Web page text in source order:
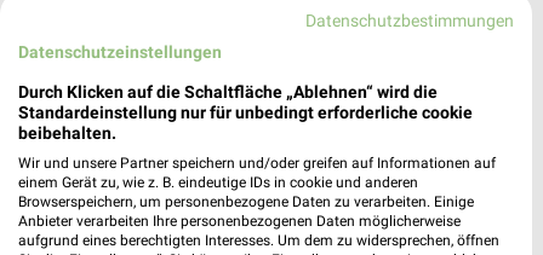
expert TechnoMarkt Angebote in Germering
Germering, Deutschland
Datenschutzbestimmungen
Datenschutzeinstellungen
Durch Klicken auf die Schaltfläche „Ablehnen“ wird die
Standardeinstellung nur für unbedingt erforderliche cookie
beibehalten.
Wir und unsere Partner speichern und/oder greifen auf Informationen auf
einem Gerät zu, wie z. B. eindeutige IDs in cookie und anderen
Browserspeichern, um personenbezogene Daten zu verarbeiten. Einige
Anbieter verarbeiten Ihre personenbezogenen Daten möglicherweise
aufgrund eines berechtigten Interesses. Um dem zu widersprechen, öffnen